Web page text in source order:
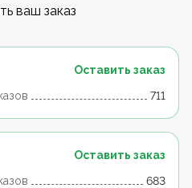
ваш заказ
Оставить заказ
711
Оставить заказ
683